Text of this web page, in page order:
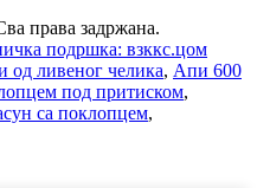
права задржана.
подршка: взккс.цом
од ливеног челика, Апи 600
под притиском,
са поклопцем,